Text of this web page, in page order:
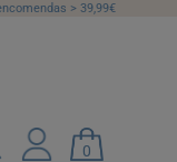
> 39,99€
0
Suave